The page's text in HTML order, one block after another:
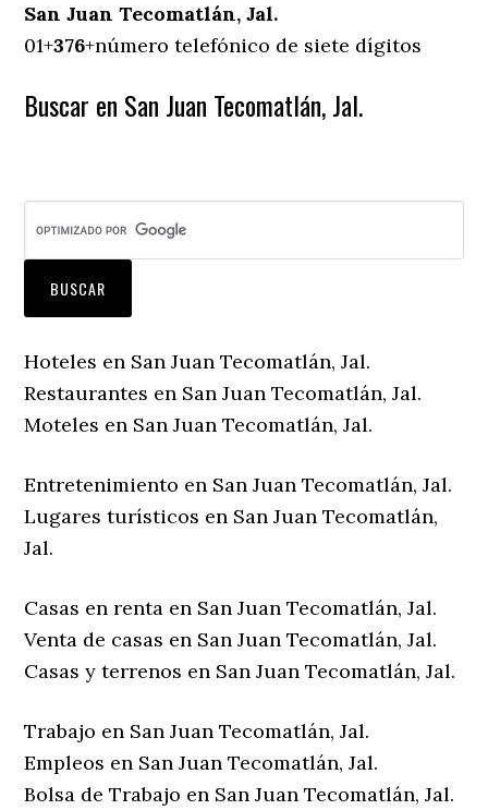
San Juan Tecomatlán, Jal.
01+376+número telefónico de siete dígitos
Buscar en San Juan Tecomatlán, Jal.
Hoteles en San Juan Tecomatlán, Jal.
Restaurantes en San Juan Tecomatlán, Jal.
Moteles en San Juan Tecomatlán, Jal.
Entretenimiento en San Juan Tecomatlán, Jal.
Lugares turísticos en San Juan Tecomatlán,
Jal.
Casas en renta en San Juan Tecomatlán, Jal.
Venta de casas en San Juan Tecomatlán, Jal.
Casas y terrenos en San Juan Tecomatlán, Jal.
Trabajo en San Juan Tecomatlán, Jal.
Empleos en San Juan Tecomatlán, Jal.
Bolsa de Trabajo en San Juan Tecomatlán, Jal.